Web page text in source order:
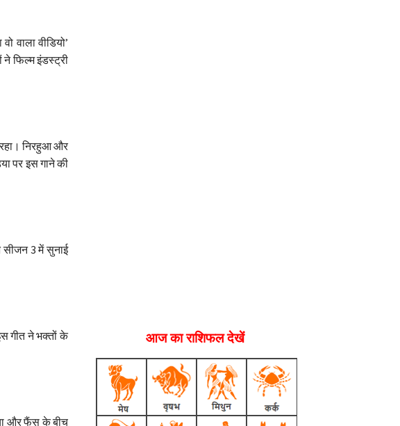
वाला वीडियो’
ने फिल्म इंडस्ट्री
रहा। निरहुआ और
पर इस गाने की
सीजन 3 में सुनाई
गीत ने भक्तों के
और फैंस के बीच
आज का राशिफल देखें